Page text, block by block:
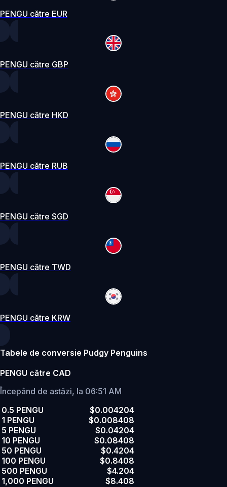
PENGU către EUR
PENGU către GBP
PENGU către HKD
PENGU către RUB
PENGU către SGD
PENGU către TWD
PENGU către KRW
Tabele de conversie Pudgy Penguins
PENGU către CAD
Începând de astăzi, la 06:51 AM
0.5 PENGU
$0.004204
1 PENGU
$0.008408
5 PENGU
$0.04204
10 PENGU
$0.08408
50 PENGU
$0.4204
100 PENGU
$0.8408
500 PENGU
$4.204
1,000 PENGU
$8.408